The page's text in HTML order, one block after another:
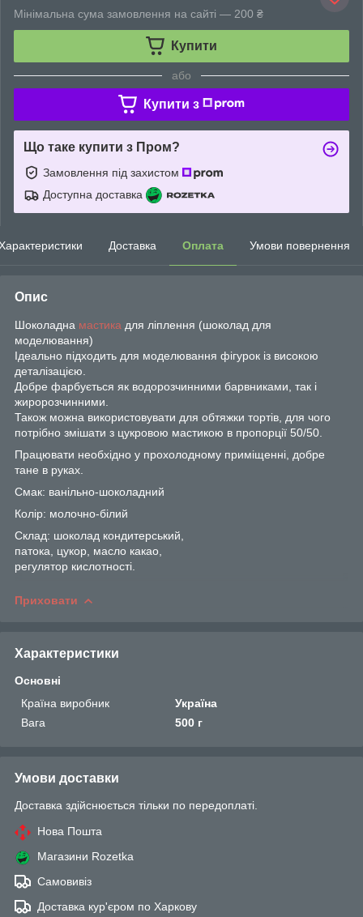
Мінімальна сума замовлення на сайті — 200 ₴
Купити
або
Купити з
Що таке купити з Пром?
Замовлення під захистом
Доступна доставка
Доставка Оплата Умови повернення
Опис
Шоколадна мастика для ліплення (шоколад для
моделювання)
Ідеально підходить для моделювання фігурок із високою
деталізацією.
Добре фарбується як водорозчинними барвниками, так і
жиророзчинними.
Також можна використовувати для обтяжки тортів, для чого
потрібно змішати з цукровою мастикою в пропорції 50/50.
Працювати необхідно у прохолодному приміщенні, добре
тане в руках.
Смак: ванільно-шоколадний
Колір: молочно-білий
Склад: шоколад кондитерський,
патока, цукор, масло какао,
регулятор кислотності.
Приховати
Характеристики
Основні
Країна виробник
Україна
Вага
500 г
Умови доставки
Доставка здійснюється тільки по передоплаті.
Нова Пошта
Магазини Rozetka
Самовивіз
Доставка кур'єром по Харкову